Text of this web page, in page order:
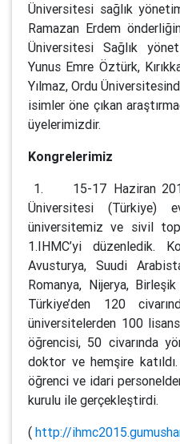
Üniversitesi sağlık
Ramazan Erdem
Üniversitesi Sağlık
Yunus Emre Öztürk,
Yılmaz, Ordu
isimler öne çıkan
üyelerimizdir.
Kongrelerimiz
1. 15-17 Haziran 2015
Üniversitesi (Türkiye)
üniversitemiz ve sivil
1.IHMC’yi düzenledik.
Avusturya, Suudi
Romanya, Nijerya,
Türkiye’den 120
üniversitelerden 100
öğrencisi, 50 civarında
doktor ve hemşire
öğrenci ve idari
kurulu ile gerçekleştirdi.
( http://